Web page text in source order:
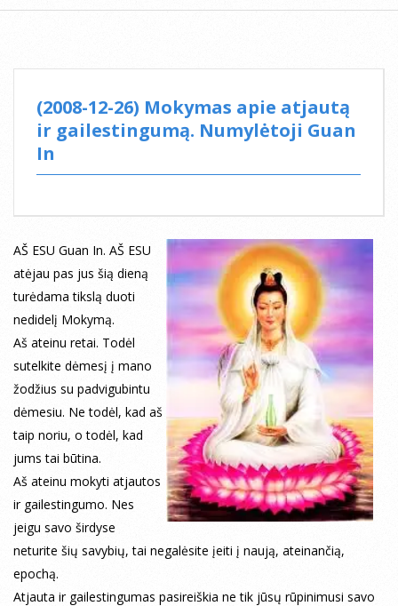
(2008-12-26) Mokymas apie atjautą
ir gailestingumą. Numylėtoji Guan
In
AŠ ESU Guan In. AŠ ESU
atėjau pas jus šią dieną
turėdama tikslą duoti
nedidelį Mokymą.
Aš ateinu retai. Todėl
sutelkite dėmesį į mano
žodžius su padvigubintu
dėmesiu. Ne todėl, kad aš
taip noriu, o todėl, kad
jums tai būtina.
Aš ateinu mokyti atjautos
ir gailestingumo. Nes
jeigu savo širdyse
neturite šių savybių, tai negalėsite įeiti į naują, ateinančią,
epochą.
Atjauta ir gailestingumas pasireiškia ne tik jūsų rūpinimusi savo